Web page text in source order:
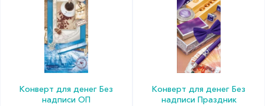
Конверт для денег Без
надписи ОП
Конверт для денег Без
надписи Праздник